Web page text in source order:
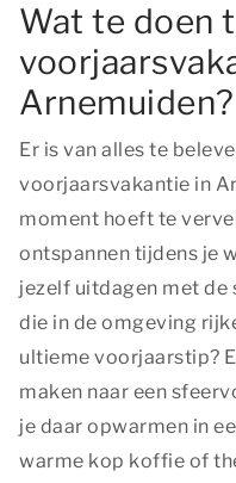
Wat te doen
Arnemuiden?
Er is van alles te
voorjaarsvakantie in
moment hoeft te
ontspannen tijdens je
jezelf uitdagen met
die in de omgeving
ultieme voorjaarstip?
maken naar een
je daar opwarmen in
warme kop koffie of